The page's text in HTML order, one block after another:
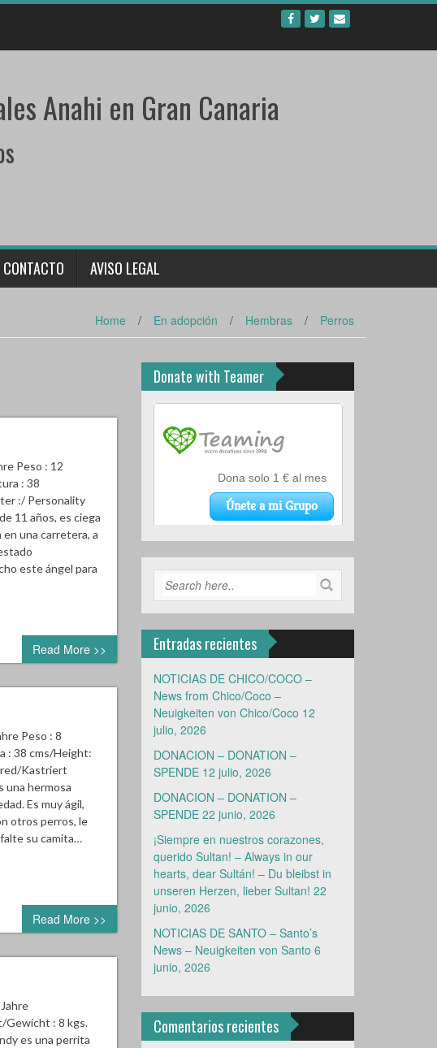
Anahi en Gran Canaria
CONTACTO AVISO LEGAL
Home / En adopción / Hembras / Perros
Peso : 12
: 38
:/ Personality
11 años, es ciega
una carretera, a
este ángel para
Read More >>
Peso : 8
: 38 cms/Height:
Kastriert
una hermosa
Es muy ágil,
otros perros, le
su camita…
Read More >>
: 8 kgs.
es una perrita
Donate with Teamer
Entradas recientes
NOTICIAS DE CHICO/COCO –
News from Chico/Coco –
Neuigkeiten von Chico/Coco 12
julio, 2026
DONACION – DONATION –
SPENDE 12 julio, 2026
DONACION – DONATION –
SPENDE 22 junio, 2026
¡Siempre en nuestros corazones,
querido Sultan! – Always in our
hearts, dear Sultán! – Du bleibst in
unseren Herzen, lieber Sultan! 22
junio, 2026
NOTICIAS DE SANTO – Santo’s
News – Neuigkeiten von Santo 6
junio, 2026
Comentarios recientes